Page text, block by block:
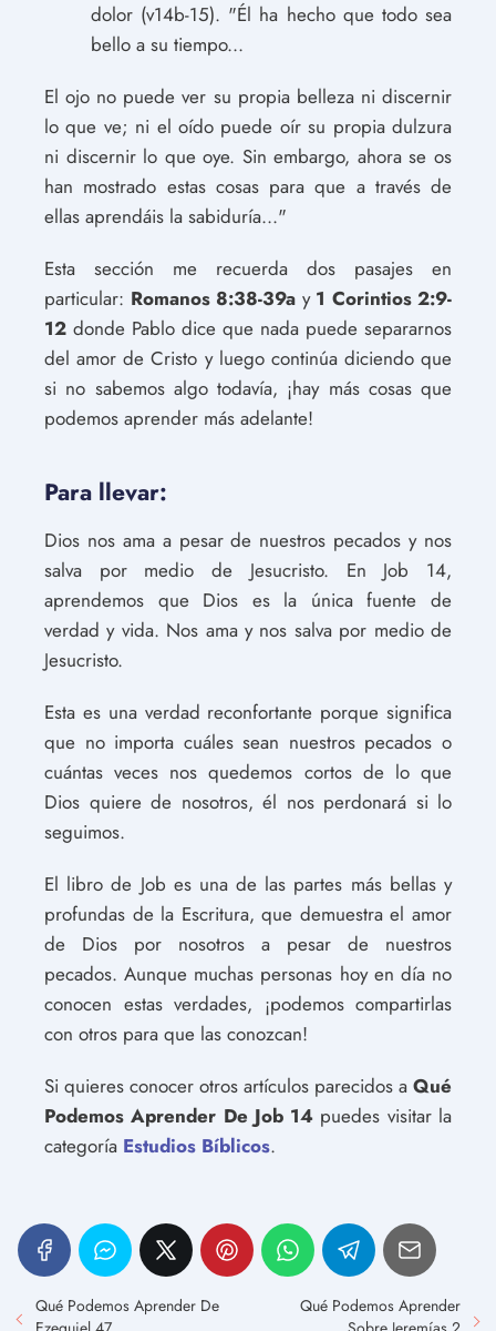
dolor (v14b-15). "Él ha hecho que todo sea
bello a su tiempo...
El ojo no puede ver su propia belleza ni discernir
lo que ve; ni el oído puede oír su propia dulzura
ni discernir lo que oye. Sin embargo, ahora se os
han mostrado estas cosas para que a través de
ellas aprendáis la sabiduría..."
Esta sección me recuerda dos pasajes en
particular: Romanos 8:38-39a y 1 Corintios 2:9-
12 donde Pablo dice que nada puede separarnos
del amor de Cristo y luego continúa diciendo que
si no sabemos algo todavía, ¡hay más cosas que
podemos aprender más adelante!
Para llevar:
Dios nos ama a pesar de nuestros pecados y nos
salva por medio de Jesucristo. En Job 14,
aprendemos que Dios es la única fuente de
verdad y vida. Nos ama y nos salva por medio de
Jesucristo.
Esta es una verdad reconfortante porque significa
que no importa cuáles sean nuestros pecados o
cuántas veces nos quedemos cortos de lo que
Dios quiere de nosotros, él nos perdonará si lo
seguimos.
El libro de Job es una de las partes más bellas y
profundas de la Escritura, que demuestra el amor
de Dios por nosotros a pesar de nuestros
pecados. Aunque muchas personas hoy en día no
conocen estas verdades, ¡podemos compartirlas
con otros para que las conozcan!
Si quieres conocer otros artículos parecidos a Qué
Podemos Aprender De Job 14 puedes visitar la
categoría Estudios Bíblicos.
Qué Podemos Aprender De
Qué Podemos Aprender